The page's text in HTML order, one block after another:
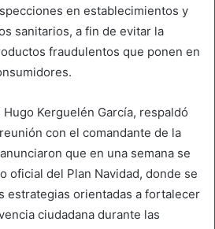
en establecimientos y
sanitarios, a fin de evitar la
fraudulentos que ponen en
Kerguelén García, respaldó
con el comandante de la
que en una semana se
oficial del Plan Navidad, donde se
estrategias orientadas a fortalecer
ciudadana durante las